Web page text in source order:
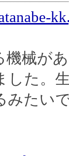
機械が
した。
みたい